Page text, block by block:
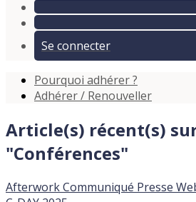
Se connecter
Pourquoi adhérer ?
Adhérer / Renouveller
Article(s) récent(s)
"Conférences"
AfterworkCommuniqué Presse